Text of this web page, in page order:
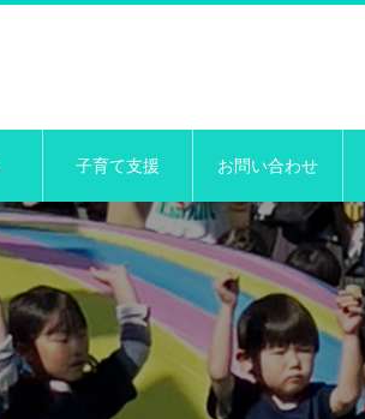
子育て支援 お問い合わせ